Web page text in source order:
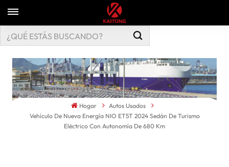
Hogar
Autos Usados
Vehículo De Nueva Energía NIO ET5T 2024 Sedán De Turismo
Eléctrico Con Autonomía De 680 Km